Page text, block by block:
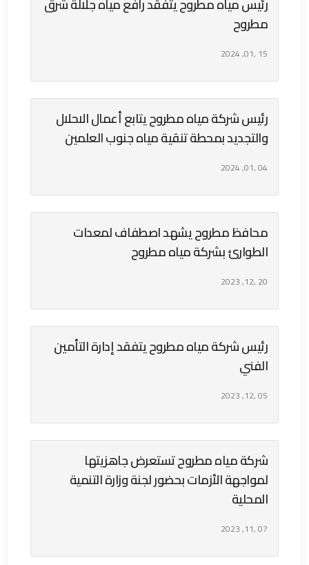
مطروح
15 ,01, 2024
رئيس شركة مياه مطروح يتابع أعمال الاحلال
والتجديد بمحطة تنقية مياه جنوب العلمين
04 ,01, 2024
محافظ مطروح يشهد اصطفاف لمعدات
الطوارئ بشركة مياه مطروح
20 ,12, 2023
رئيس شركة مياه مطروح يتفقد إدارة التأمين
الفني
05 ,12, 2023
شركة مياه مطروح تستعرض جاهزيتها
لمواجهة الأزمات بحضور لجنة وزارة التنمية
المحلية
07 ,11, 2023